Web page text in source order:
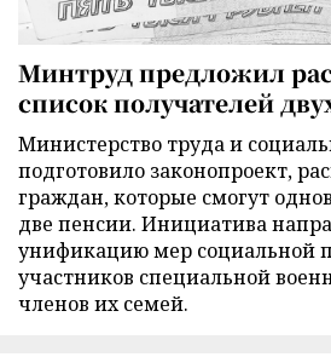
Минтруд предложил
список получателей
Министерство труда и
подготовило законопроект,
граждан, которые смогут
две пенсии. Инициатива
унификацию мер социальной
участников специальной
членов их семей.